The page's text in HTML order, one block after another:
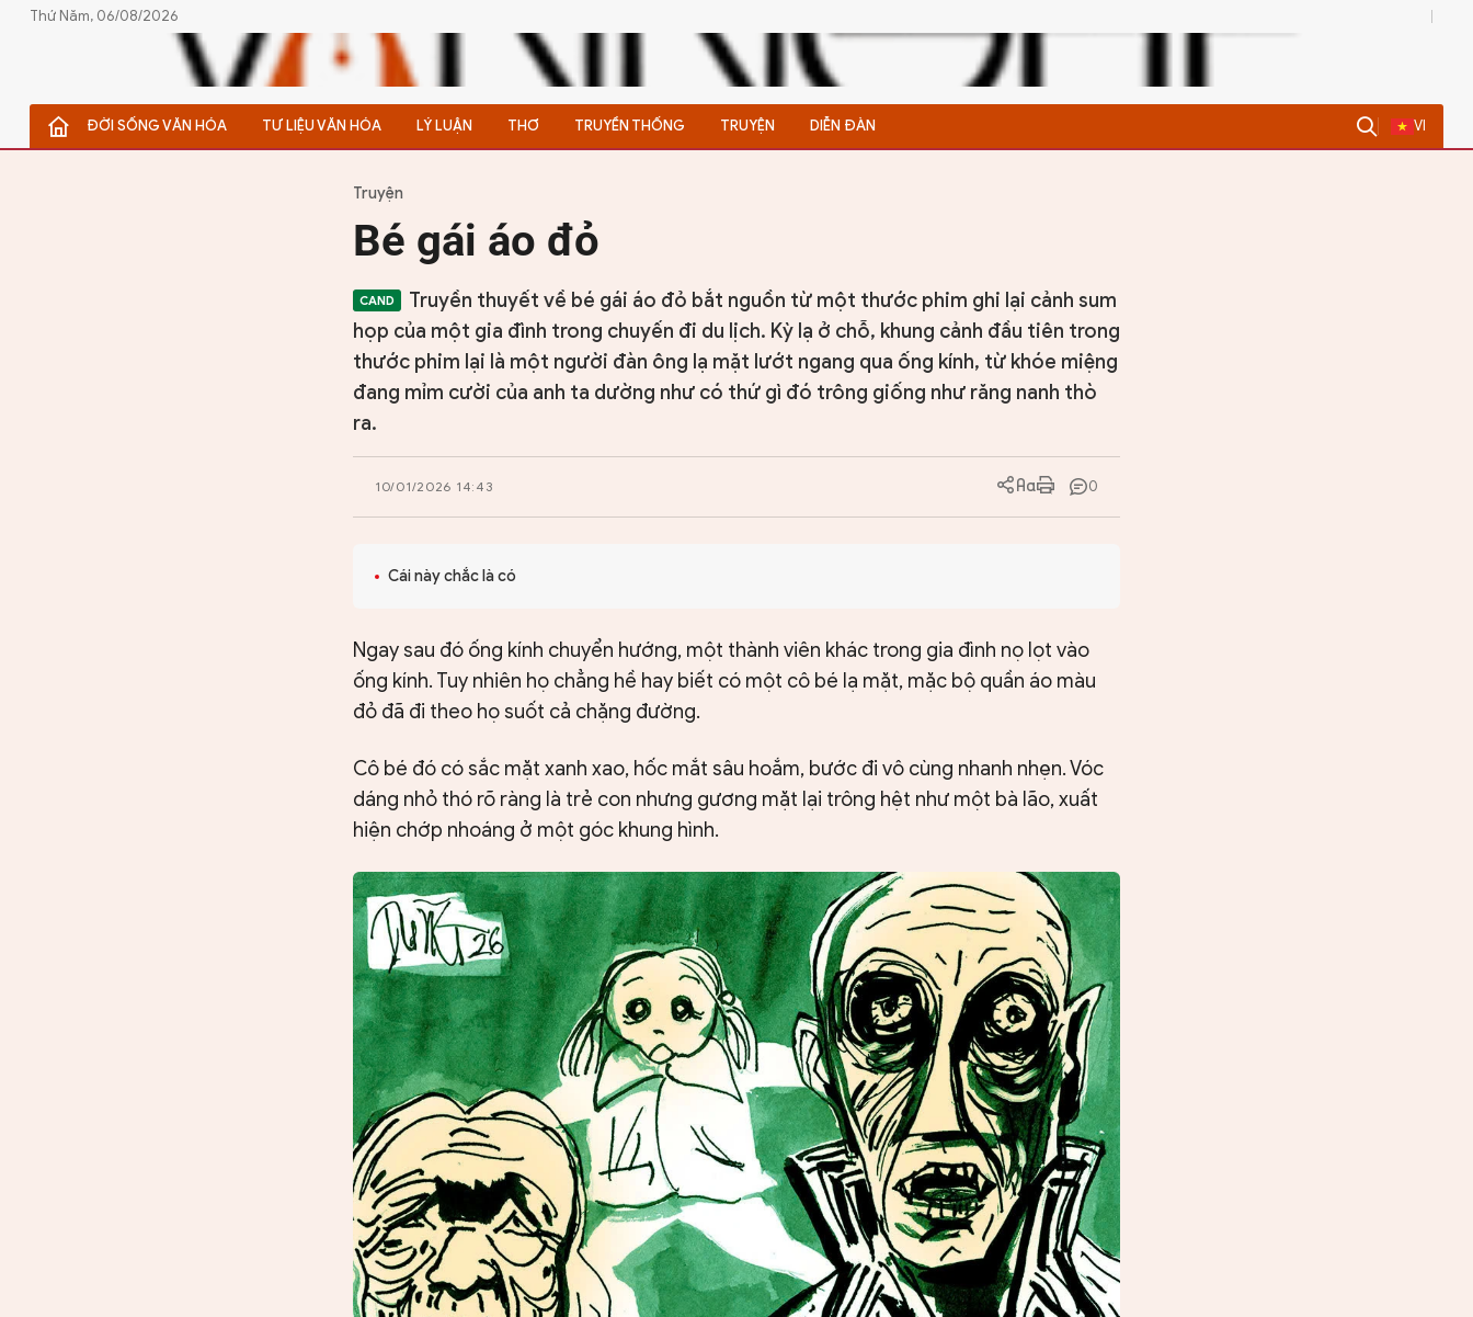
Thứ Năm, 06/08/2026
ĐỜI SỐNG VĂN HÓA TƯ LIỆU VĂN HÓA LÝ LUẬN THƠ TRUYỀN THỐNG TRUYỆN DIỄN ĐÀN VI
ĐỜI SỐNG VĂN HÓA
Truyện
Bé gái áo đỏ
Truyền thuyết về bé gái áo đỏ bắt nguồn từ một thước phim ghi lại cảnh sum
họp của một gia đình trong chuyến đi du lịch. Kỳ lạ ở chỗ, khung cảnh đầu tiên trong
thước phim lại là một người đàn ông lạ mặt lướt ngang qua ống kính, từ khóe miệng
đang mỉm cười của anh ta dường như có thứ gì đó trông giống như răng nanh thò
ra.
10/01/2026 14:43 0
Cái này chắc là có
Ngay sau đó ống kính chuyển hướng, một thành viên khác trong gia đình nọ lọt vào
ống kính. Tuy nhiên họ chẳng hề hay biết có một cô bé lạ mặt, mặc bộ quần áo màu
đỏ đã đi theo họ suốt cả chặng đường.
Cô bé đó có sắc mặt xanh xao, hốc mắt sâu hoắm, bước đi vô cùng nhanh nhẹn. Vóc
dáng nhỏ thó rõ ràng là trẻ con nhưng gương mặt lại trông hệt như một bà lão, xuất
hiện chớp nhoáng ở một góc khung hình.